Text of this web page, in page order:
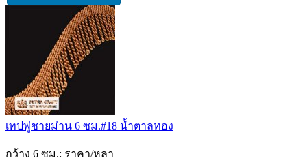
เทปพู่ชายม่าน 6 ซม.#18 น้ำตาลทอง
กว้าง 6 ซม.: ราคา/หลา